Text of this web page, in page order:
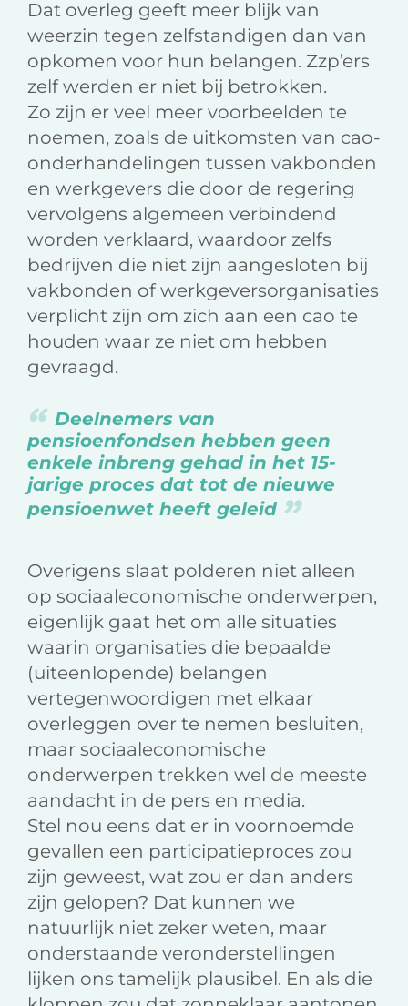
Dat overleg geeft meer blijk van
weerzin tegen zelfstandigen dan van
opkomen voor hun belangen. Zzp’ers
zelf werden er niet bij betrokken.
Zo zijn er veel meer voorbeelden te
noemen, zoals de uitkomsten van cao-
onderhandelingen tussen vakbonden
en werkgevers die door de regering
vervolgens algemeen verbindend
worden verklaard, waardoor zelfs
bedrijven die niet zijn aangesloten bij
vakbonden of werkgeversorganisaties
verplicht zijn om zich aan een cao te
houden waar ze niet om hebben
gevraagd.
Deelnemers van
pensioenfondsen hebben geen
enkele inbreng gehad in het 15-
jarige proces dat tot de nieuwe
pensioenwet heeft geleid
Overigens slaat polderen niet alleen
op sociaaleconomische onderwerpen,
eigenlijk gaat het om alle situaties
waarin organisaties die bepaalde
(uiteenlopende) belangen
vertegenwoordigen met elkaar
overleggen over te nemen besluiten,
maar sociaaleconomische
onderwerpen trekken wel de meeste
aandacht in de pers en media.
Stel nou eens dat er in voornoemde
gevallen een participatieproces zou
zijn geweest, wat zou er dan anders
zijn gelopen? Dat kunnen we
natuurlijk niet zeker weten, maar
onderstaande veronderstellingen
lijken ons tamelijk plausibel. En als die